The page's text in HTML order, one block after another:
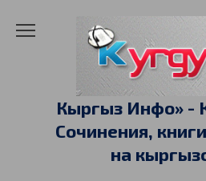
Кыргыз Инфо» -
Сочинения,
на